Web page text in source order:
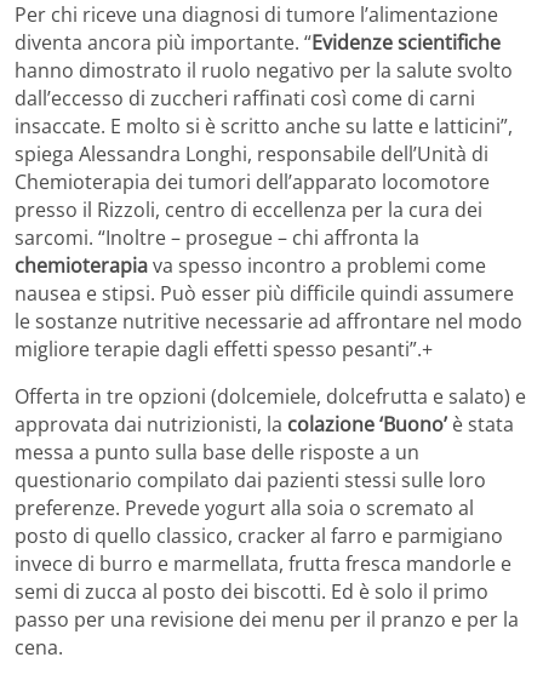
Per chi riceve una diagnosi di tumore l’alimentazione
diventa ancora più importante. “Evidenze scientifiche
hanno dimostrato il ruolo negativo per la salute svolto
dall’eccesso di zuccheri raffinati così come di carni
insaccate. E molto si è scritto anche su latte e latticini”,
spiega Alessandra Longhi, responsabile dell’Unità di
Chemioterapia dei tumori dell’apparato locomotore
presso il Rizzoli, centro di eccellenza per la cura dei
sarcomi. “Inoltre – prosegue – chi affronta la
chemioterapiava spesso incontro a problemi come
nausea e stipsi. Può esser più difficile quindi assumere
le sostanze nutritive necessarie ad affrontare nel modo
migliore terapie dagli effetti spesso pesanti”.+
Offerta in tre opzioni (dolcemiele, dolcefrutta e salato) e
approvata dai nutrizionisti, la colazione ‘Buono’ è stata
messa a punto sulla base delle risposte a un
questionario compilato dai pazienti stessi sulle loro
preferenze. Prevede yogurt alla soia o scremato al
posto di quello classico, cracker al farro e parmigiano
invece di burro e marmellata, frutta fresca mandorle e
semi di zucca al posto dei biscotti. Ed è solo il primo
passo per una revisione dei menu per il pranzo e per la
cena.